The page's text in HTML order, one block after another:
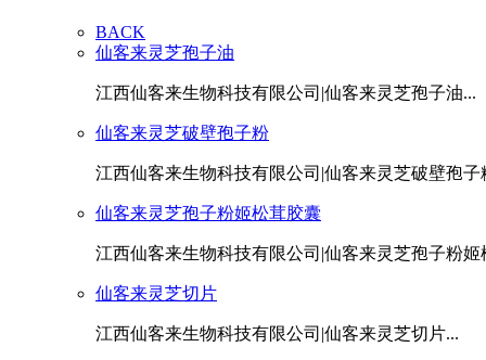
BACK
仙客来灵芝孢子油
江西仙客来生物科技有限公司|仙客来灵芝孢子油...
仙客来灵芝破壁孢子粉
江西仙客来生物科技有限公司|仙客来灵芝破壁孢子
仙客来灵芝孢子粉姬松茸胶囊
江西仙客来生物科技有限公司|仙客来灵芝孢子粉姬
仙客来灵芝切片
江西仙客来生物科技有限公司|仙客来灵芝切片...